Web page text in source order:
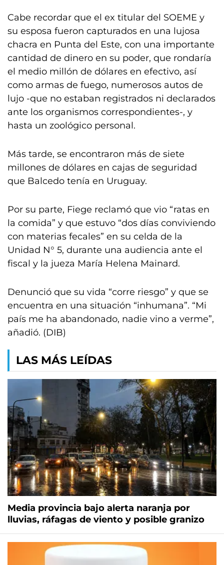
Cabe recordar que el ex titular del SOEME y
su esposa fueron capturados en una lujosa
chacra en Punta del Este, con una importante
cantidad de dinero en su poder, que rondaría
el medio millón de dólares en efectivo, así
como armas de fuego, numerosos autos de
lujo -que no estaban registrados ni declarados
ante los organismos correspondientes-, y
hasta un zoológico personal.
Más tarde, se encontraron más de siete
millones de dólares en cajas de seguridad
que Balcedo tenía en Uruguay.
Por su parte, Fiege reclamó que vio “ratas en
la comida” y que estuvo “dos días conviviendo
con materias fecales” en su celda de la
Unidad N° 5, durante una audiencia ante el
fiscal y la jueza María Helena Mainard.
Denunció que su vida “corre riesgo” y que se
encuentra en una situación “inhumana”. “Mi
país me ha abandonado, nadie vino a verme”,
añadió. (DIB)
LAS MÁS LEÍDAS
Media provincia bajo alerta naranja por
lluvias, ráfagas de viento y posible granizo